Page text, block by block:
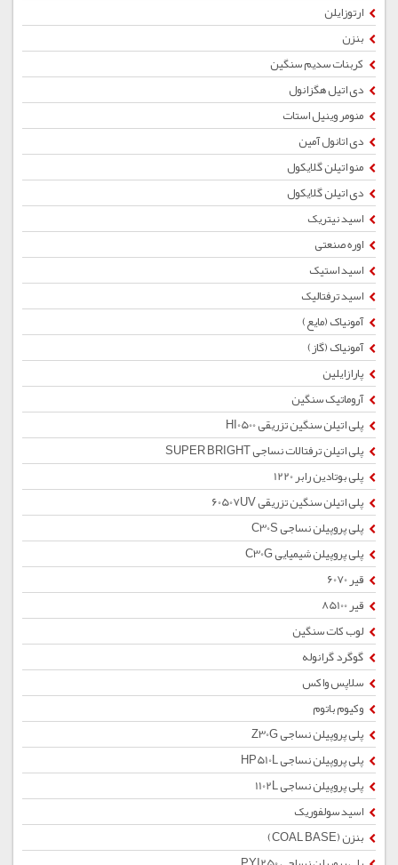
ارتوزایلن
بنزن
کربنات سدیم سنگین
دی اتیل هگزانول
منومر وینیل استات
دی اتانول آمین
منو اتیلن گلایکول
دی اتیلن گلایکول
اسید نیتریک
اوره صنعتی
اسید استیک
اسید ترفتالیک
آمونیاک (مایع)
آمونیاک (گاز)
پارازایلین
آروماتیک سنگین
پلی اتیلن سنگین تزریقی HI0500
پلی اتیلن ترفتالات نساجی SUPER BRIGHT
پلی بوتادین رابر 1220
پلی اتیلن سنگین تزریقی 60507UV
پلی پروپیلن نساجی C30S
پلی پروپیلن شیمیایی C30G
قیر 6070
قیر 85100
لوب کات سنگین
گوگرد گرانوله
سلاپس واکس
وکیوم باتوم
پلی پروپیلن نساجی Z30G
پلی پروپیلن نساجی HP510L
پلی پروپیلن نساجی 1102L
اسید سولفوریک
بنزن (COAL BASE)